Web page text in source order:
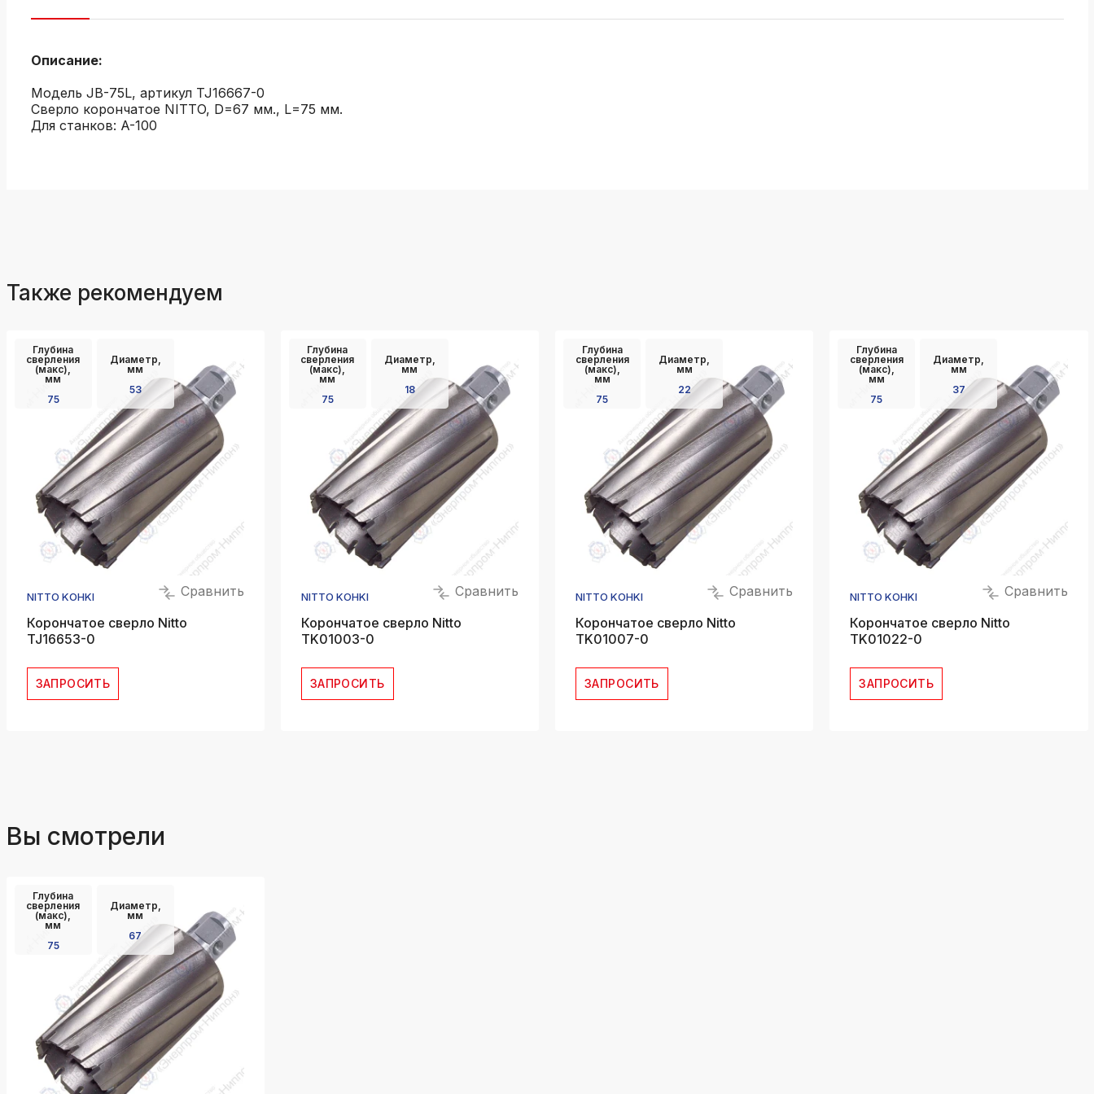
Описание:
Модель JB-75L, артикул TJ16667-0
Сверло корончатое NITTO, D=67 мм., L=75 мм.
Для станков: A-100
Также рекомендуем
Глубина
сверления
(макс),
мм
75
Диаметр,
мм
53
NITTO KOHKI
Сравнить
Корончатое сверло Nitto
TJ16653-0
ЗАПРОСИТЬ
Глубина
сверления
(макс),
мм
75
Диаметр,
мм
18
NITTO KOHKI
Сравнить
Корончатое сверло Nitto
ТK01003-0
ЗАПРОСИТЬ
Глубина
сверления
(макс),
мм
75
Диаметр,
мм
22
NITTO KOHKI
Сравнить
Корончатое сверло Nitto
ТK01007-0
ЗАПРОСИТЬ
Глубина
сверления
(макс),
мм
75
Диаметр,
мм
37
NITTO KOHKI
Сравнить
Корончатое сверло Nitto
ТK01022-0
ЗАПРОСИТЬ
Вы смотрели
Глубина
сверления
(макс),
мм
75
Диаметр,
мм
67